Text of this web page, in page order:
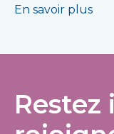
En savoir plus